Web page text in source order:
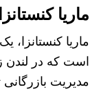
ماریا کنستانزا
ماریا کنستانزا،
است که در لندن
مدیریت